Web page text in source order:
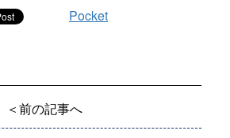
Pocket
＜前の記事へ